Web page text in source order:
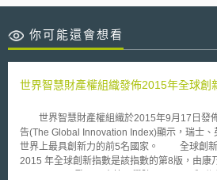
你可能還會想看
世界智慧財產權組織發佈2015年全球創
世界智慧財產權組織於2015年9月17日發
告(The Global Innovation Index)顯示，瑞士
世界上最具創新力的前5名國家。 全球創新指數自2007年起每年發布，
2015 年全球創新指數是該指數的第8版，由康